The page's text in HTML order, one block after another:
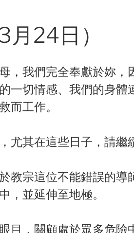
24日）
，我們完全奉獻於妳
一切情感、我們的身
而工作。
其在這些日子，請繼
教宗這位不能錯誤的
，並延伸至地極。
目，關顧處於眾多危